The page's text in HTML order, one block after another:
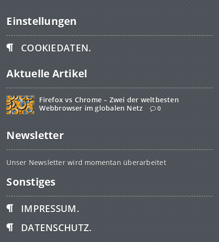
Einstellungen
COOKIEDATEN.
Aktuelle Artikel
Firefox vs Chrome – Zwei der weltbesten
Webbrowser im globalen Netz
0
Newsletter
Unser Newsletter wird momentan überarbeitet
Sonstiges
IMPRESSUM.
DATENSCHUTZ.